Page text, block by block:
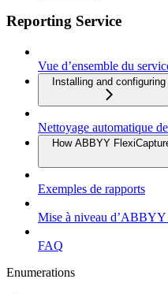
Reporting Service
Vue d’ensemble du
Installing and configuring
Nettoyage automatique
How ABBYY
Exemples de rapports
Mise à niveau d’ABBYY
FAQ
Enumerations